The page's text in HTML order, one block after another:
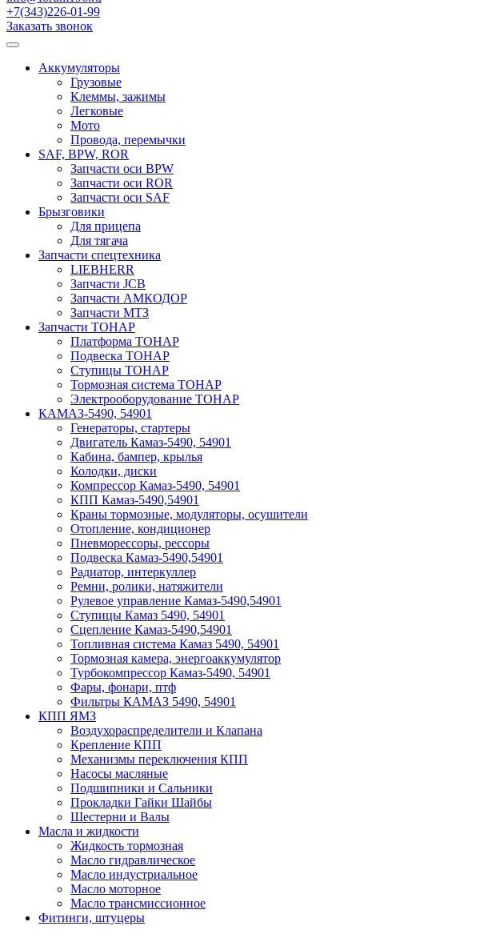
+7(343)226-01-99
Заказать звонок
Аккумуляторы
Грузовые
Клеммы, зажимы
Легковые
Мото
Провода, перемычки
SAF, BPW, ROR
Запчасти оси BPW
Запчасти оси ROR
Запчасти оси SAF
Брызговики
Для прицепа
Для тягача
Запчасти спецтехника
LIEBHERR
Запчасти JCB
Запчасти АМКОДОР
Запчасти МТЗ
Запчасти ТОНАР
Платформа ТОНАР
Подвеска ТОНАР
Ступицы ТОНАР
Тормозная система ТОНАР
Электрооборудование ТОНАР
КАМАЗ-5490, 54901
Генераторы, стартеры
Двигатель Камаз-5490, 54901
Кабина, бампер, крылья
Колодки, диски
Компрессор Камаз-5490, 54901
КПП Камаз-5490,54901
Краны тормозные, модуляторы, осушители
Отопление, кондиционер
Пневморессоры, рессоры
Подвеска Камаз-5490,54901
Радиатор, интеркуллер
Ремни, ролики, натяжители
Рулевое управление Камаз-5490,54901
Ступицы Камаз 5490, 54901
Сцепление Камаз-5490,54901
Топливная система Камаз 5490, 54901
Тормозная камера, энергоаккумулятор
Турбокомпрессор Камаз-5490, 54901
Фары, фонари, птф
Фильтры КАМАЗ 5490, 54901
КПП ЯМЗ
Воздухораспределители и Клапана
Крепление КПП
Механизмы переключения КПП
Насосы масляные
Подшипники и Сальники
Прокладки Гайки Шайбы
Шестерни и Валы
Масла и жидкости
Жидкость тормозная
Масло гидравлическое
Масло индустриальное
Масло моторное
Масло трансмиссионное
Фитинги, штуцеры